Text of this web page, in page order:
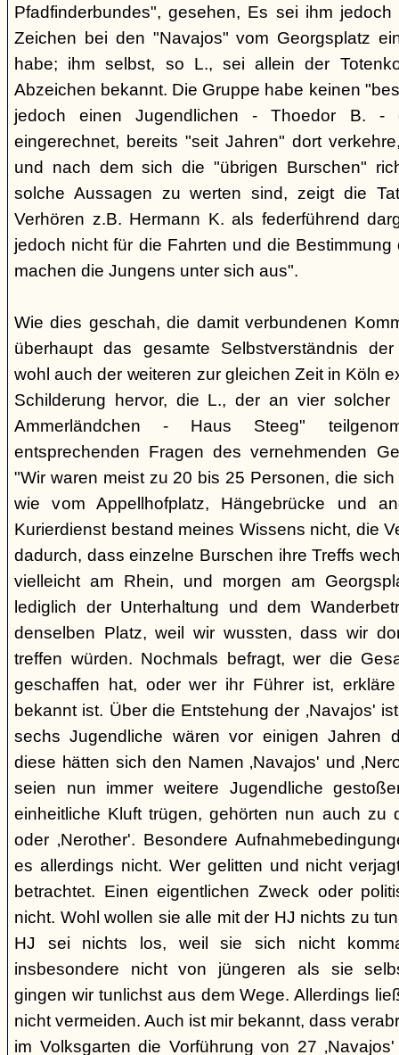
Pfadfinderbundes", gesehen, Es sei ihm
Zeichen bei den "Navajos" vom Georgsplatz
habe; ihm selbst, so L., sei allein der
Abzeichen bekannt. Die Gruppe habe keinen
jedoch einen Jugendlichen - Thoedor B. -
eingerechnet, bereits "seit Jahren" dort
und nach dem sich die "übrigen Burschen"
solche Aussagen zu werten sind, zeigt die
Verhören z.B. Hermann K. als federführend
jedoch nicht für die Fahrten und die
machen die Jungens unter sich aus".
Wie dies geschah, die damit verbundenen
überhaupt das gesamte Selbstverständnis
wohl auch der weiteren zur gleichen Zeit in Köln
Schilderung hervor, die L., der an vier
Ammerländchen - Haus Steeg"
entsprechenden Fragen des vernehmenden
"Wir waren meist zu 20 bis 25 Personen, die
wie vom Appellhofplatz, Hängebrücke und
Kurierdienst bestand meines Wissens nicht, die
dadurch, dass einzelne Burschen ihre Treffs
vielleicht am Rhein, und morgen am
lediglich der Unterhaltung und dem
denselben Platz, weil wir wussten, dass wir
treffen würden. Nochmals befragt, wer die
geschaffen hat, oder wer ihr Führer ist,
bekannt ist. Über die Entstehung der ‚Navajos'
sechs Jugendliche wären vor einigen Jahren
diese hätten sich den Namen ‚Navajos' und
seien nun immer weitere Jugendliche
einheitliche Kluft trügen, gehörten nun auch zu
oder ‚Nerother'. Besondere
es allerdings nicht. Wer gelitten und nicht
betrachtet. Einen eigentlichen Zweck oder
nicht. Wohl wollen sie alle mit der HJ nichts zu
HJ sei nichts los, weil sie sich nicht
insbesondere nicht von jüngeren als sie
gingen wir tunlichst aus dem Wege. Allerdings
nicht vermeiden. Auch ist mir bekannt, dass
im Volksgarten die Vorführung von 27